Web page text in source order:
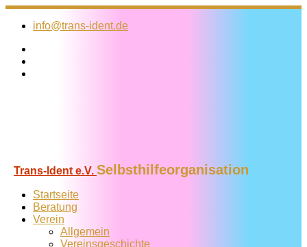
Zum
Inhalt
info@trans-ident.de
Trans-Ident e.V. Selbsthilfeorganisation
Startseite
Beratung
Verein
Allgemein
Vereins­geschichte